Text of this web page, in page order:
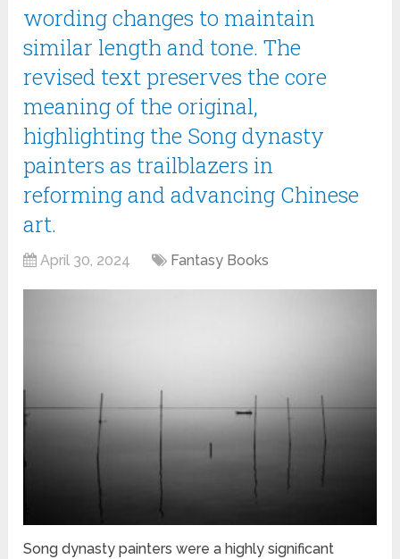
wording changes to maintain
similar length and tone. The
revised text preserves the core
meaning of the original,
highlighting the Song dynasty
painters as trailblazers in
reforming and advancing Chinese
art.
April 30, 2024 Fantasy Books
Song dynasty painters were a highly significant